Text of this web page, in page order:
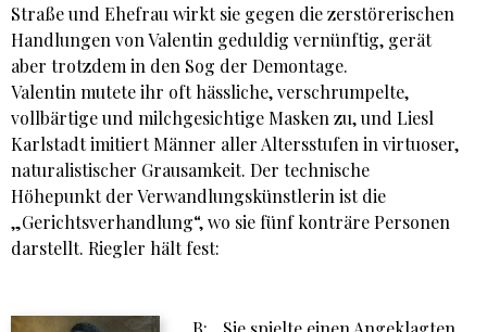
Straße und Ehefrau wirkt sie gegen die zerstörerischen
Handlungen von Valentin geduldig vernünftig, gerät
aber trotzdem in den Sog der Demontage.
Valentin mutete ihr oft hässliche, verschrumpelte,
vollbärtige und milchgesichtige Masken zu, und Liesl
Karlstadt imitiert Männer aller Altersstufen in virtuoser,
naturalistischer Grausamkeit. Der technische
Höhepunkt der Verwandlungskünstlerin ist die
„Gerichtsverhandlung“, wo sie fünf konträre Personen
darstellt. Riegler hält fest: